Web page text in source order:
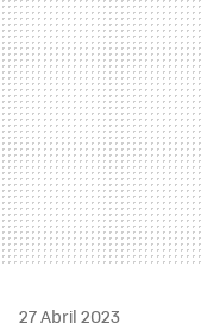
27 Abril 2023